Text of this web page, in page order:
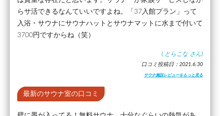
らサ活できるなんていいですよね。「37入館プラン」って
入浴・サウナにサウナハットとサウナマットに水まで付いて
3700円ですからね（笑）
( とらこな さん)
口コミ投稿日：2021.6.30
サウナ施設レビューをもっと見る
最新のサウナ室の口コミ